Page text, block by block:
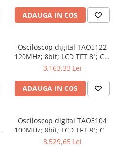
ADAUGA IN COS
Osciloscop digital TAO3122
120MHz; 8bit; LCD TFT 8"; Ch:
2; 1Gsps; 40Mpts ce include
3.163,33 Lei
ADAUGA IN COS
Osciloscop digital TAO3104
100MHz; 8bit; LCD TFT 8"; Ch:
4; 1Gsps; 40Mpts inclus in
3.529,65 Lei